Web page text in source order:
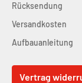
Rücksendung
Versandkosten
Aufbauanleitung
Vertrag